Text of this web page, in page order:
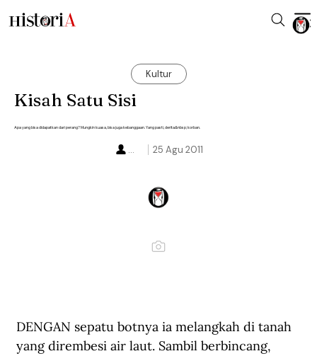
Kultur
Kisah Satu Sisi
Apa yang bisa didapatkan dari perang? Mungkin kuasa, bisa juga kebanggaan. Yang pasti, derita&nbsp; korban.
25 Agu 2011
...
DENGAN sepatu botnya ia melangkah di tanah
yang dirembesi air laut. Sambil berbincang,